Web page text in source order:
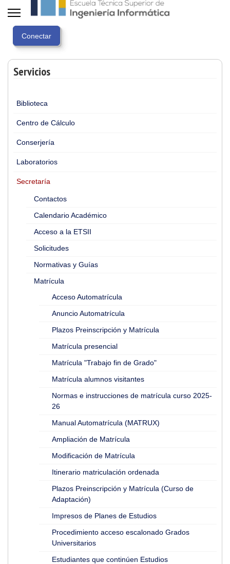
Servicios
Biblioteca
Centro de Cálculo
Conserjería
Laboratorios
Secretaría
Contactos
Calendario Académico
Acceso a la ETSII
Solicitudes
Normativas y Guías
Matrícula
Acceso Automatrícula
Anuncio Automatrícula
Plazos Preinscripción y Matrícula
Matrícula presencial
Matrícula "Trabajo fin de Grado"
Matrícula alumnos visitantes
Normas e instrucciones de matrícula curso 2025-
26
Manual Automatrícula (MATRUX)
Ampliación de Matrícula
Modificación de Matrícula
Itinerario matriculación ordenada
Plazos Preinscripción y Matrícula (Curso de
Adaptación)
Impresos de Planes de Estudios
Procedimiento acceso escalonado Grados
Universitarios
Estudiantes que continúen Estudios